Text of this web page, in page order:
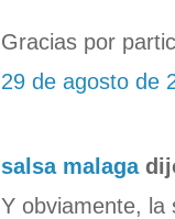
Gracias por
29 de agosto de
salsa malaga
Y obviamente, la